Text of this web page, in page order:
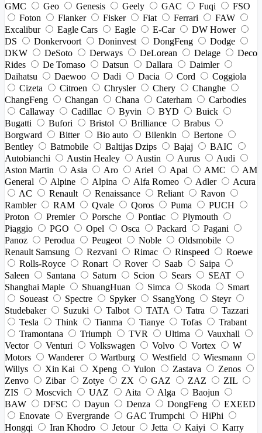
GMC
Geo Genesis Geely GAC Fuqi
FSO
Foton
Flanker Fisker Fiat Ferrari
FAW
Excalibur
Eagle Cars Eagle E-Car
DW Hower
DS
Donkervoort Doninvest DongFeng
Dodge
DKW
DeSoto Derways DeLorean Delage
Deco
Rides
De Tomaso Datsun Dallara
Daimler
Daihatsu
Daewoo Dadi Dacia Cord
Coggiola
Cizeta
Citroen Chrysler Chery
Changhe
ChangFeng
Changan Chana Caterham
Carbodies
Callaway
Cadillac Byvin BYD
Buick
Bugatti
Bufori Bristol Brilliance
Brabus
Borgward
Bitter Bio auto Bilenkin
Bertone
Bentley
Batmobile Baltijas Dzips Bajaj
BAIC
Autobianchi
Austin Healey Austin Aurus
Audi
Aston Martin
Asia Aro Ariel Apal AMC
AM
General
Alpine Alpina Alfa Romeo Adler
Acura
AC
Renault Renaissance Reliant
Ravon
Rambler
RAM Qvale Qoros Puma
PUCH
Proton
Premier Porsche Pontiac
Plymouth
Piaggio
PGO Opel Osca Packard
Pagani
Panoz
Perodua Peugeot Noble
Oldsmobile
Renault Samsung
Rezvani Rimac Rinspeed
Roewe
Rolls-Royce
Ronart Rover Saab
Saipa
Saleen
Santana Saturn Scion Sears
SEAT
Shanghai Maple
ShuangHuan Simca Skoda
Smart
Soueast
Spectre Spyker SsangYong
Steyr
Studebaker
Suzuki Talbot TATA Tatra
Tazzari
Tesla
Think Tianma Tianye Tofas
Trabant
Tramontana
Triumph TVR Ultima
Vauxhall
Vector
Venturi Volkswagen Volvo Vortex
W
Motors
Wanderer Wartburg Westfield
Wiesmann
Willys
Xin Kai Xpeng Yulon Zastava
Zenos
Zenvo
Zibar Zotye ZX GAZ ZAZ
ZIL
ZIS
Moscvich UAZ Aita Alga
Baojun
BAW
DFSC Dayun Denza DongFeng
EXEED
Enovate
Evergrande GAC Trumpchi
HiPhi
Hongqi
Iran Khodro Jetour Jetta Kaiyi
Karry